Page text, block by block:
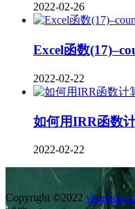
2022-02-26
Excel函数
2022-02-22
如何用IRR函数
2022-02-22
Copyright ©2022